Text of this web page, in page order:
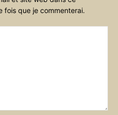
fois que je commenterai.